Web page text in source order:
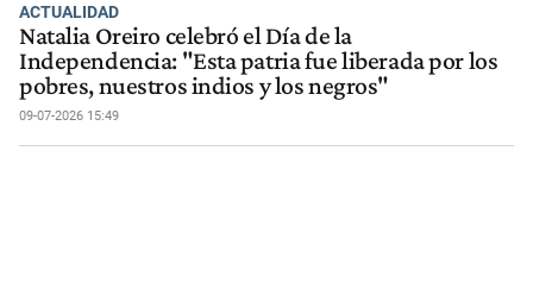
ACTUALIDAD
Natalia Oreiro celebró el Día de la
Independencia: "Esta patria fue liberada por los
pobres, nuestros indios y los negros"
09-07-2026 15:49